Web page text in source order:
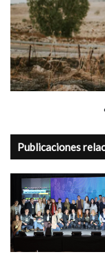
la
tierra?
Publicaciones